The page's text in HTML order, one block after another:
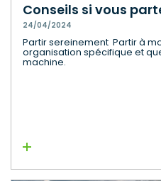
Conseils si vous
24/04/2024
Partir sereinement Partir à
organisation spécifique et
machine.
Lire la suite